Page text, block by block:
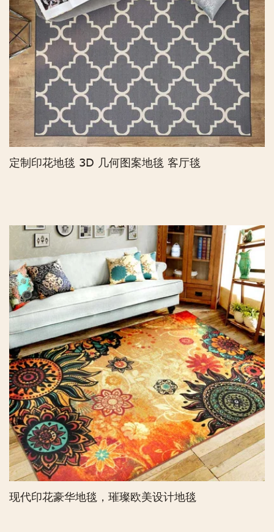
定制印花地毯 3D 几何图案地毯 客厅毯
现代印花豪华地毯，璀璨欧美设计地毯